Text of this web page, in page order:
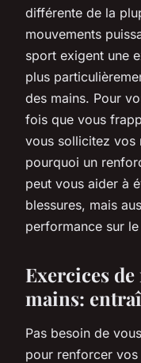
différente de la
mouvements
sport exigent une
plus
des mains. Pour
fois que vous
vous sollicitez vos
pourquoi un
peut vous aider à
blessures, mais
performance sur
Exercices
mains:
Pas besoin de
pour renforcer vos